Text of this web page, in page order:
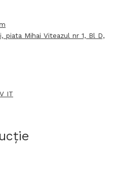
piata Mihai Viteazul nr 1, Bl D,
IT